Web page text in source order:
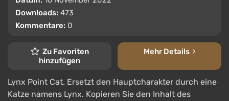
Downloads: 473
Kommentare: 0
Zu Favoriten
hinzufügen
Mehr Details
Lynx Point Cat. Ersetzt den Hauptcharakter durch eine
Katze namens Lynx. Kopieren Sie den Inhalt des